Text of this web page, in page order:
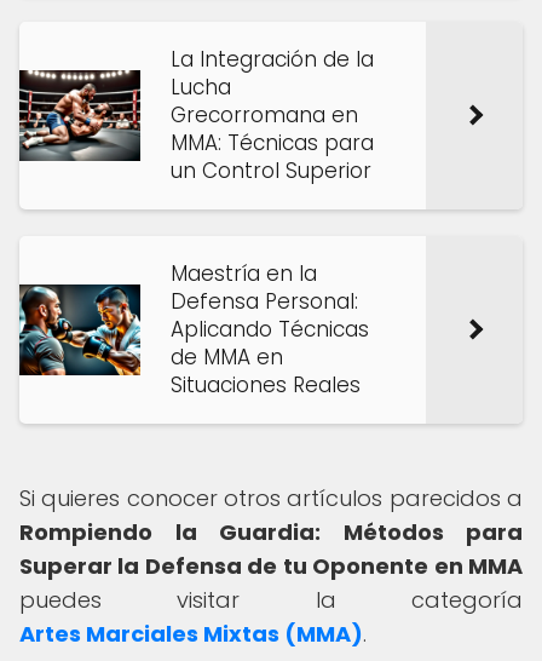
La Integración de la
Lucha
Grecorromana en
MMA: Técnicas para
un Control Superior
Maestría en la
Defensa Personal:
Aplicando Técnicas
de MMA en
Situaciones Reales
Si quieres conocer otros artículos parecidos a
Rompiendo la Guardia: Métodos para
Superar la Defensa de tu Oponente en MMA
puedes visitar la categoría
Artes Marciales Mixtas (MMA).